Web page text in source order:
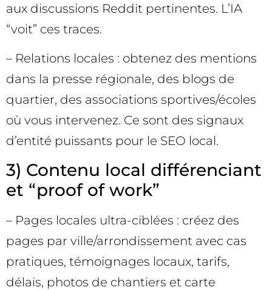
aux discussions Reddit pertinentes. L’IA
“voit” ces traces.
– Relations locales : obtenez des mentions
dans la presse régionale, des blogs de
quartier, des associations sportives/écoles
où vous intervenez. Ce sont des signaux
d’entité puissants pour le SEO local.
3) Contenu local différenciant
et “proof of work”
– Pages locales ultra-ciblées : créez des
pages par ville/arrondissement avec cas
pratiques, témoignages locaux, tarifs,
délais, photos de chantiers et carte